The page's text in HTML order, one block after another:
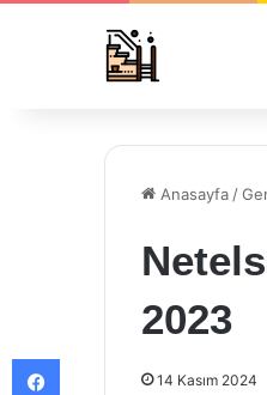
Anasayfa /
2023
14 Kasım 2024
Facebook